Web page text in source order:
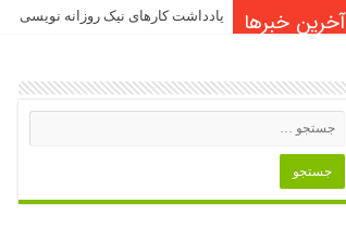
آخرین خبرها یادداشت کارهای نیک روزانه نویسی
دسترسی به اینترنت پرو